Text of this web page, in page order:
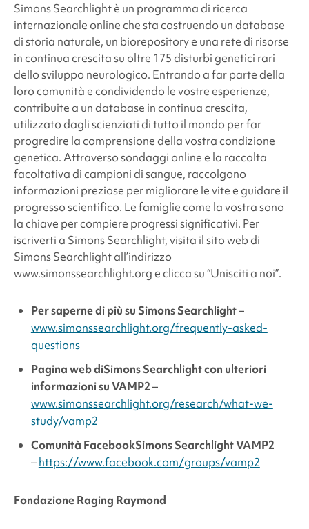
Simons Searchlight è un programma di ricerca
internazionale online che sta costruendo un database
di storia naturale, un biorepository e una rete di risorse
in continua crescita su oltre 175 disturbi genetici rari
dello sviluppo neurologico. Entrando a far parte della
loro comunità e condividendo le vostre esperienze,
contribuite a un database in continua crescita,
utilizzato dagli scienziati di tutto il mondo per far
progredire la comprensione della vostra condizione
genetica. Attraverso sondaggi online e la raccolta
facoltativa di campioni di sangue, raccolgono
informazioni preziose per migliorare le vite e guidare il
progresso scientifico. Le famiglie come la vostra sono
la chiave per compiere progressi significativi. Per
iscriverti a Simons Searchlight, visita il sito web di
Simons Searchlight all’indirizzo
www.simonssearchlight.org e clicca su “Unisciti a noi”.
Per saperne di più su Simons Searchlight–
www.simonssearchlight.org/frequently-asked-
questions
Pagina web diSimons Searchlightcon ulteriori
informazioni su VAMP2–
www.simonssearchlight.org/research/what-we-
study/vamp2
Comunità FacebookSimons SearchlightVAMP2
–https://www.facebook.com/groups/vamp2
Fondazione Raging Raymond